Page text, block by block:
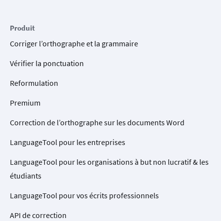
Produit
Corriger l’orthographe et la grammaire
Vérifier la ponctuation
Reformulation
Premium
Correction de l’orthographe sur les documents Word
LanguageTool pour les entreprises
LanguageTool pour les organisations à but non lucratif & les
étudiants
LanguageTool pour vos écrits professionnels
API de correction